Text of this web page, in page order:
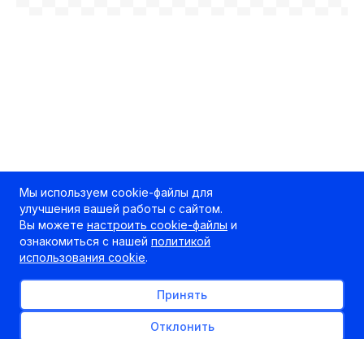
Мы используем cookie-файлы для
улучшения вашей работы с сайтом.
Вы можете настроить cookie-файлы и
ознакомиться с нашей политикой
использования cookie.
Принять
Отклонить